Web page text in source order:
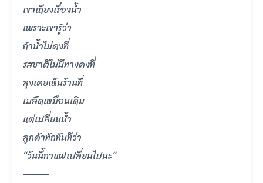
เขาเถียงเรื่องน้ำ
เพราะเขารู้ว่า
ถ้าน้ำไม่คงที่
รสชาติไม่มีทางคงที่
ลุงเคยเห็นร้านที่
เมล็ดเหมือนเดิม
แต่เปลี่ยนน้ำ
ลูกค้าทักทันทีว่า
“วันนี้กาแฟเปลี่ยนไปนะ”
⸻